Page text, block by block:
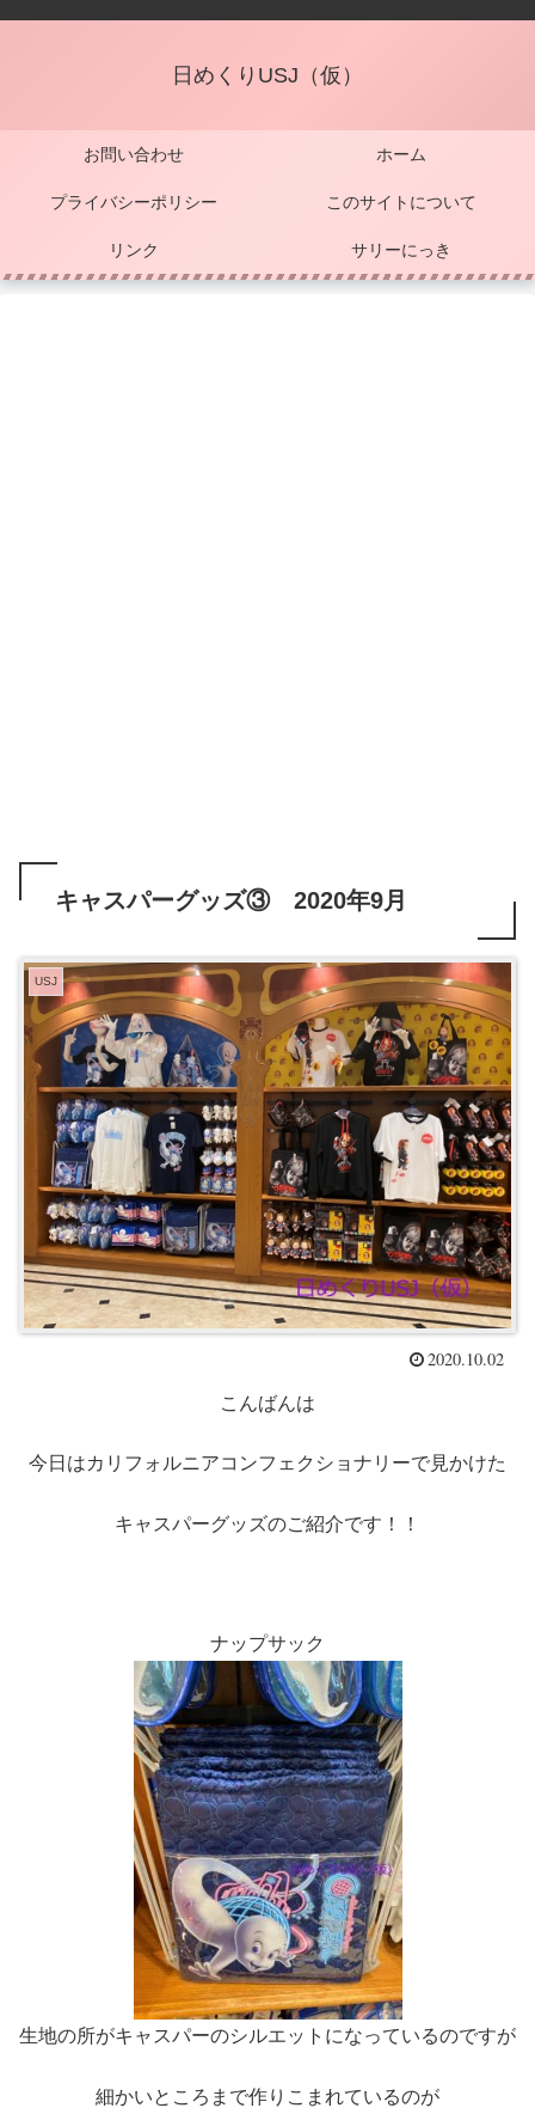
日めくりUSJ（仮）
お問い合わせ ホーム
プライバシーポリシー このサイトについて
リンク サリーにっき
キャスパーグッズ③ 2020年9月
USJ
2020.10.02
こんばんは
今日はカリフォルニアコンフェクショナリーで見かけた
キャスパーグッズのご紹介です！！
ナップサック
生地の所がキャスパーのシルエットになっているのですが
細かいところまで作りこまれているのが